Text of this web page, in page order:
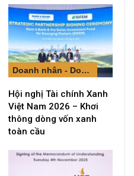
Doanh nhân - Doanh nghiệp
Hội nghị Tài chính Xanh
Việt Nam 2026 – Khơi
thông dòng vốn xanh
toàn cầu